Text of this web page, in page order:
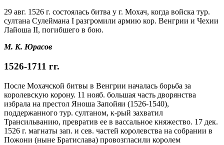
29 авг. 1526 г. состоялась битва у г. Мохач, когда войска тур.
султана Сулеймана I разгромили армию кор. Венгрии и Чехии
Лайоша II, погибшего в бою.
М. К. Юрасов
1526-1711 гг.
После Мохачской битвы в Венгрии началась борьба за
королевскую корону. 11 нояб. большая часть дворянства
избрала на престол Яноша Запойяи (1526-1540),
поддержанного тур. султаном, к-рый захватил
Трансильванию, превратив ее в вассальное княжество. 17 дек.
1526 г. магнаты зап. и сев. частей королевства на собрании в
Пожони (ныне Братислава) провозгласили королем